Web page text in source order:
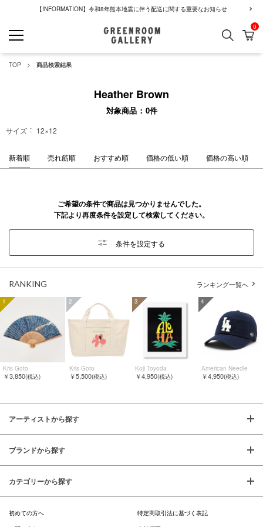
【INFORMATION】令和8年熊本地震に伴う配送に関する重要なお知らせ
検索 カ
0
TOP 商品検索結果
Heather Brown
対象商品 0件
サイズ 12×12
新着順 売れ筋順 おすすめ順 価格の低い順 価格の高い順
ご希望の条件で商品は見つかりませんでした。
下記より再度条件を設定して検索してください。
条件を設定する
RANKING ランキング一覧へ
1
Kris Goto
￥3,850(税込)
2
Kris Goto
￥5,500(税込)
3
Koji Toyoda
￥4,950(税込)
4
American Needle
￥4,950(税込)
アーティストから探す
ブランドから探す
カテゴリーから探す
初めての方へ
特定商取引法に基づく表記